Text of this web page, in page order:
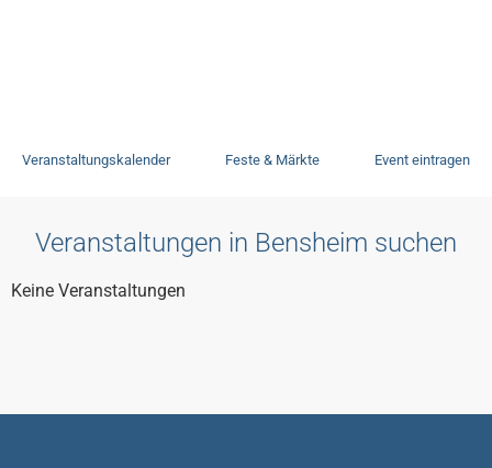
Veranstaltungskalender Feste & Märkte Event eintragen
Veranstaltungen in Bensheim suchen
Keine Veranstaltungen